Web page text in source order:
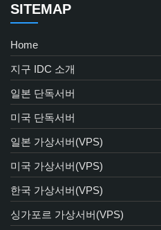
SITEMAP
Home
지구 IDC 소개
일본 단독서버
미국 단독서버
일본 가상서버(VPS)
미국 가상서버(VPS)
한국 가상서버(VPS)
싱가포르 가상서버(VPS)